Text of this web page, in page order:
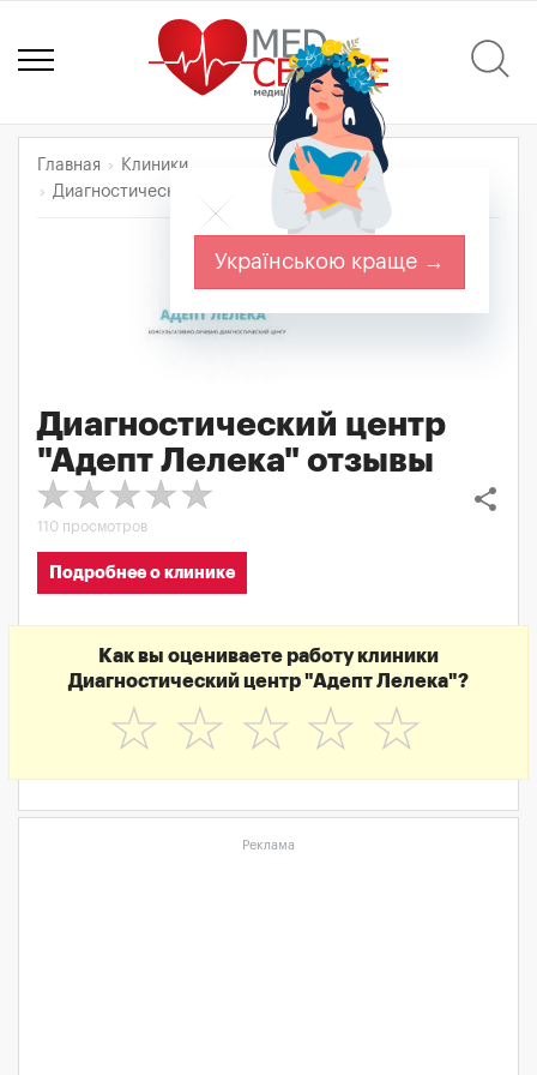
Главная
Клиники
Диагностический центр "Адепт Лелека"
Диагностический центр
"Адепт Лелека" отзывы
share
110 просмотров
Подробнее о клинике
Как вы оцениваете работу клиники
Диагностический центр "Адепт Лелека"?
☆
☆
☆
☆
☆
Реклама
Українською краще →